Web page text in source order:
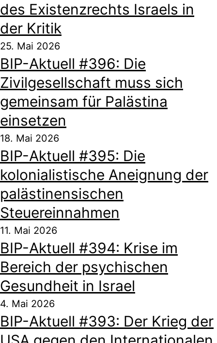
des Existenzrechts Israels in
der Kritik
25. Mai 2026
BIP-Aktuell #396: Die
Zivilgesellschaft muss sich
gemeinsam für Palästina
einsetzen
18. Mai 2026
BIP-Aktuell #395: Die
kolonialistische Aneignung der
palästinensischen
Steuereinnahmen
11. Mai 2026
BIP-Aktuell #394: Krise im
Bereich der psychischen
Gesundheit in Israel
4. Mai 2026
BIP-Aktuell #393: Der Krieg der